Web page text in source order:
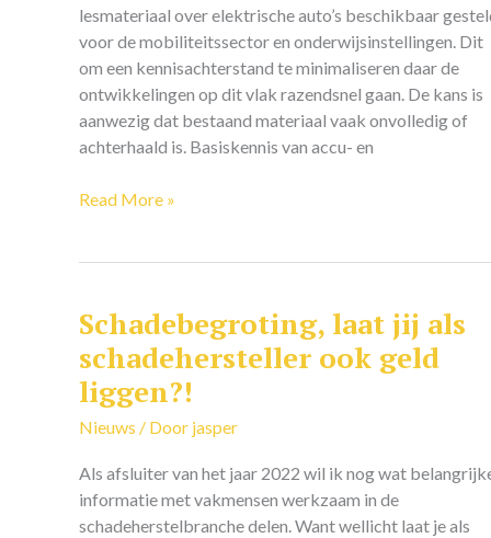
lesmateriaal over elektrische auto’s beschikbaar
voor de mobiliteitssector en onderwijsinstellingen. Dit
om een kennisachterstand te minimaliseren daar de
ontwikkelingen op dit vlak razendsnel gaan. De kans is
aanwezig dat bestaand materiaal vaak onvolledig of
achterhaald is. Basiskennis van accu- en
Read More »
Schadebegroting, laat jij als
schadehersteller ook geld
liggen?!
Nieuws / Door jasper
Als afsluiter van het jaar 2022 wil ik nog wat
informatie met vakmensen werkzaam in de
schadeherstelbranche delen. Want wellicht laat je als
Schadebegroting,
jij
als
schadehersteller
geld
liggen?!